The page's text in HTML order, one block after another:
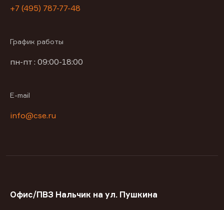
+7 (495) 787-77-48
График работы
пн-пт : 09:00-18:00
E-mail
info@cse.ru
Офис/ПВЗ Нальчик на ул. Пушкина